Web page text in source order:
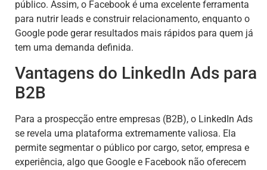
público. Assim, o Facebook é uma excelente ferramenta
para nutrir leads e construir relacionamento, enquanto o
Google pode gerar resultados mais rápidos para quem já
tem uma demanda definida.
Vantagens do LinkedIn Ads para
B2B
Para a prospecção entre empresas (B2B), o LinkedIn Ads
se revela uma plataforma extremamente valiosa. Ela
permite segmentar o público por cargo, setor, empresa e
experiência, algo que Google e Facebook não oferecem